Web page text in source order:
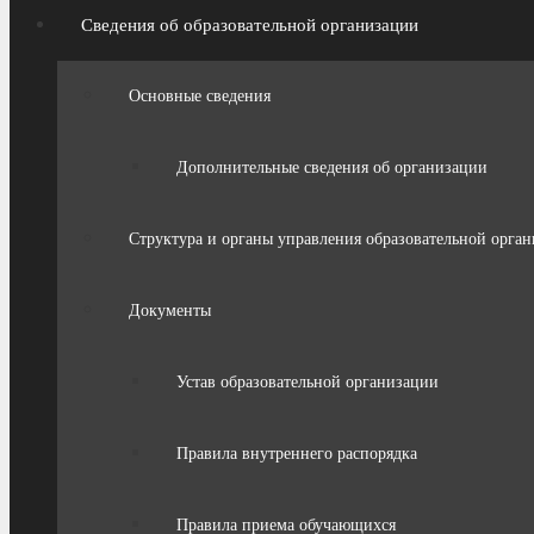
Сведения об образовательной организации
Основные сведения
Дополнительные сведения об организации
Структура и органы управления образовательной
Документы
Устав образовательной организации
Правила внутреннего распорядка
Правила приема обучающихся